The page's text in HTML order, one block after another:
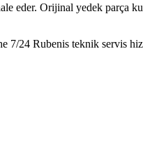
eder. Orijinal yedek parça
7/24 Rubenis teknik servis